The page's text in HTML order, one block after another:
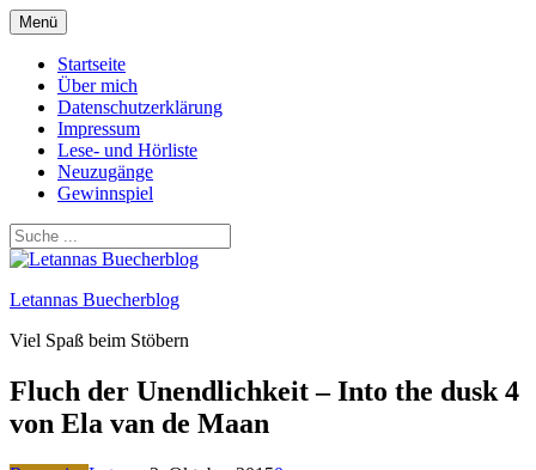
Zum
Inhalt
springen
Menü
Startseite
Über mich
Datenschutzerklärung
Impressum
Lese- und Hörliste
Neuzugänge
Gewinnspiel
Letannas Buecherblog
Viel Spaß beim Stöbern
Fluch der Unendlichkeit – Into the dusk 4
von Ela van de Maan